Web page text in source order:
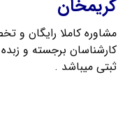
کریمخان
مشاوره کاملا رایگان و
کارشناسان برجسته و
ثبتی میباشد .